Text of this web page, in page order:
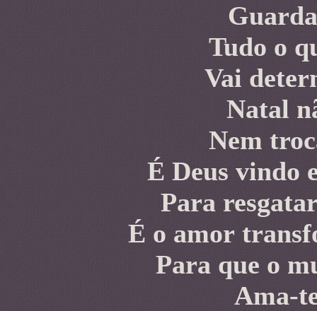
Tudo o
Vai
Natal
Nem
É Deus vindo
Para
É o amor
Para que o
Ama-